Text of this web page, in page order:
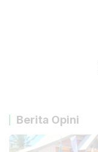
Berita Opini